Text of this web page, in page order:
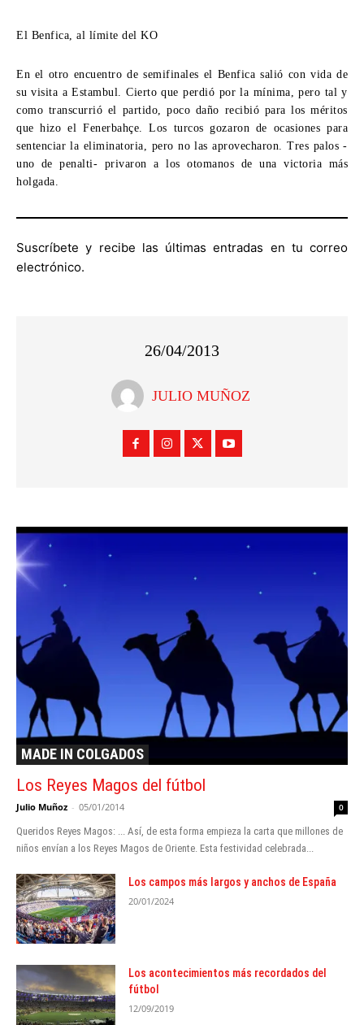
El Benfica, al límite del KO
En el otro encuentro de semifinales el Benfica salió con vida de
su visita a Estambul. Cierto que perdió por la mínima, pero tal y
como transcurrió el partido, poco daño recibió para los méritos
que hizo el Fenerbahçe. Los turcos gozaron de ocasiones para
sentenciar la eliminatoria, pero no las aprovecharon. Tres palos -
uno de penalti- privaron a los otomanos de una victoria más
holgada.
Suscríbete y recibe las últimas entradas en tu correo
electrónico.
26/04/2013
JULIO MUÑOZ
MADE IN COLGADOS
Los Reyes Magos del fútbol
Julio Muñoz - 05/01/2014 0
Queridos Reyes Magos: ... Así, de esta forma empieza la carta que millones de
niños envían a los Reyes Magos de Oriente. Esta festividad celebrada...
Los campos más largos y anchos de España
20/01/2024
Los acontecimientos más recordados del
fútbol
12/09/2019